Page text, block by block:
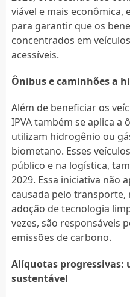
viável e mais econômica,
para garantir que os
concentrados em
acessíveis.
Ônibus e caminhões a
Além de beneficiar os
IPVA também se aplica a
utilizam hidrogênio ou
biometano. Esses
público e na logística,
2029. Essa iniciativa não
causada pelo transporte,
adoção de tecnologia
vezes, são responsáveis
emissões de carbono.
Alíquotas progressivas:
sustentável